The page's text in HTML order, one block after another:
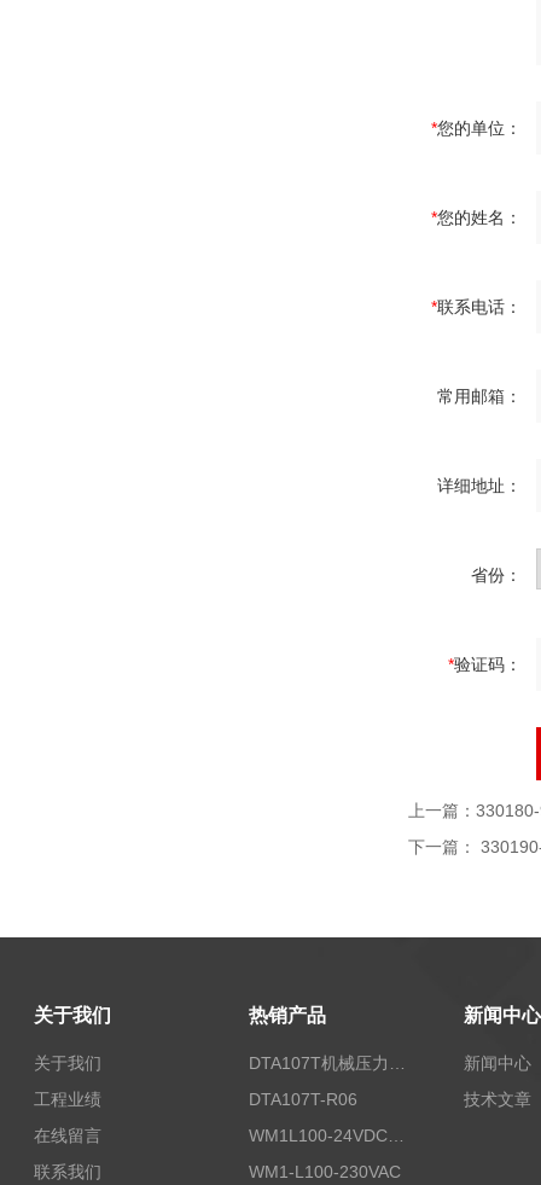
*您的单位：
*您的姓名：
*联系电话：
常用邮箱：
详细地址：
省份：
*验证码：
上一篇：
下一篇：
关于我们
关于我们
工程业绩
在线留言
联系我们
热销产品
DTA107T-R06
WM1L100-24VDC/T5X
WM1-L100-230VAC
新闻中心
新闻中心
技术文章